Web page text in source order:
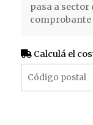
pasa a sector
comprobante
Calculá el